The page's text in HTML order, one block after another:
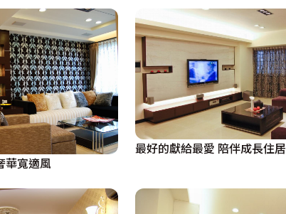
體在立板中段加入間接照明、柔化線條，和電視主牆
計，也可避免客廳與書房間的漏光情形，折疊門也
簾作為空間機能選項，開放、密閉兩者兼備，收納
走道區的展示櫃，此櫃也為全室的中心點，在風水
設計，將造型與通風孔融合，增添表情。
華寬適風
最好的獻給最愛 陪伴成長住居